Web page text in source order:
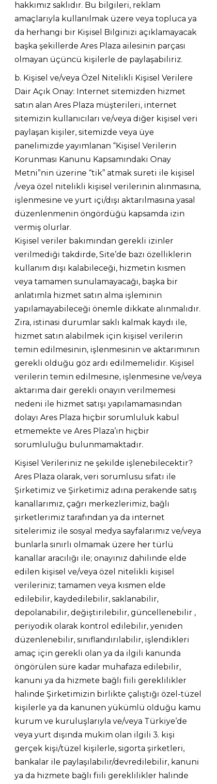
hakkımız saklıdır. Bu bilgileri, reklam
amaçlarıyla kullanılmak üzere veya topluca ya
da herhangi bir Kişisel Bilginizi açıklamayacak
başka şekillerde Ares Plaza ailesinin parçası
olmayan üçüncü kişilerle de paylaşabiliriz.
b. Kişisel ve/veya Özel Nitelikli Kişisel Verilere
Dair Açık Onay: Internet sitemizden hizmet
satın alan Ares Plaza müşterileri, internet
sitemizin kullanıcıları ve/veya diğer kişisel veri
paylaşan kişiler, sitemizde veya üye
panelimizde yayımlanan “Kişisel Verilerin
Korunması Kanunu Kapsamındaki Onay
Metni”nin üzerine “tik” atmak sureti ile kişisel
/veya özel nitelikli kişisel verilerinin alınmasına,
işlenmesine ve yurt içi/dışı aktarılmasına yasal
düzenlenmenin öngördüğü kapsamda izin
vermiş olurlar.
Kişisel veriler bakımından gerekli izinler
verilmediği takdirde, Site’de bazı özelliklerin
kullanım dışı kalabileceği, hizmetin kısmen
veya tamamen sunulamayacağı, başka bir
anlatımla hizmet satın alma işleminin
yapılamayabileceği önemle dikkate alınmalıdır.
Zira, istinasi durumlar saklı kalmak kaydı ile,
hizmet satın alabilmek için kişisel verilerin
temin edilmesinin, işlenmesinin ve aktarımının
gerekli olduğu göz ardı edilmemelidir. Kişisel
verilerin temin edilmesine, işlenmesine ve/veya
aktarıma dair gerekli onayın verilmemesi
nedeni ile hizmet satışı yapılamamasından
dolayı Ares Plaza hiçbir sorumluluk kabul
etmemekte ve Ares Plaza’ın hiçbir
sorumluluğu bulunmamaktadır.
Kişisel Verileriniz ne şekilde işlenebilecektir?
Ares Plaza olarak, veri sorumlusu sıfatı ile
Şirketimiz ve Şirketimiz adına perakende satış
kanallarımız, çağrı merkezlerimiz, bağlı
şirketlerimiz tarafından ya da internet
sitelerimiz ile sosyal medya sayfalarımız ve/veya
bunlarla sınırlı olmamak üzere her türlü
kanallar aracılığı ile; onayınız dahilinde elde
edilen kişisel ve/veya özel nitelikli kişisel
verileriniz; tamamen veya kısmen elde
edilebilir, kaydedilebilir, saklanabilir,
depolanabilir, değiştirilebilir, güncellenebilir ,
periyodik olarak kontrol edilebilir, yeniden
düzenlenebilir, sınıflandırılabilir, işlendikleri
amaç için gerekli olan ya da ilgili kanunda
öngörülen süre kadar muhafaza edilebilir,
kanuni ya da hizmete bağlı fiili gereklilikler
halinde Şirketimizin birlikte çalıştığı özel-tüzel
kişilerle ya da kanunen yükümlü olduğu kamu
kurum ve kuruluşlarıyla ve/veya Türkiye’de
veya yurt dışında mukim olan ilgili 3. kişi
gerçek kişi/tüzel kişilerle, sigorta şirketleri,
bankalar ile paylaşılabilir/devredilebilir, kanuni
ya da hizmete bağlı fiili gereklilikler halinde